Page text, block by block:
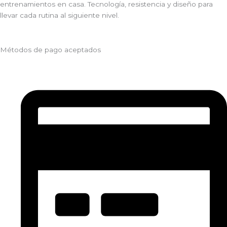
entrenamientos en casa. Tecnología, resistencia y diseño para
llevar cada rutina al siguiente nivel.
Métodos de pago aceptados